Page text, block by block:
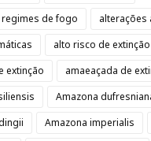
de fogo
alterações
alto risco de extinção
extinção
amaeaçada de
Amazona
Amazona imperialis